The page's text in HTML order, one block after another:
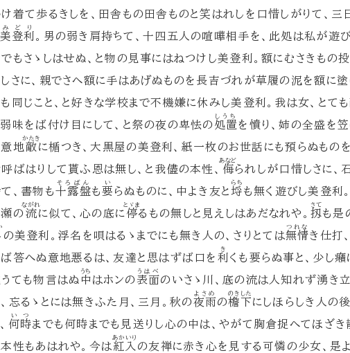
着て歩るきしを、田舎もの田舎ものと笑はれしを口惜しがりて、三
美登利
みどり
。男の弱き肩持ちて、十四五人の喧嘩相手を、此処は私が遊
もさゝしはせぬ、と物の見事にはねつけし美登利。額にむさきもの
さに、親でさへ額に手はあげぬものを長吉づれが草履の泥を額に
同じこと、と好きな学校まで不機嫌に休みし美登利。我は女、とても
味をば付け目にして、と祭の夜の卑怯の 処置
しうち
を憤り、姉の全盛を
地敵
かたき
に楯つき、大黒屋の美登利、紙一枚のお世話にも預らぬもの
ばはりして貰ふ恩は無し、と我儘の本性、
侮
あなど
られしが口惜しさに、
、書物も十露盤
そろばん
も要
い
らぬものに、中よき友と埒
らち
も無く遊びし美登利
の 流
ながれ
に似て、心の底に 停
とゞま
るもの無しと見えしはあだなれや。 扨
さて
も是
の美登利。浮名を唄はるゝまでにも無き人の、さりとては無情
つれな
き仕打
答へぬ意地悪るは、友達と思はずば口を 利
き
くも要らぬ事と、少し癪
ても物言はぬ 中
うち
はホンの表面
うはべ
のいさゝ川、底の流は人知れず湧き
忘るゝとには無きふた月、三月。秋の夜雨
よさめ
の檐下
のきした
にしほらしき人の
何時
いつ
までも何時までも見送りし心の中は、やがて胸倉捉へてほざき
性もあはれや。今は 紅入
あかいり
の友禅に赤き心を見する可憐の少女、是